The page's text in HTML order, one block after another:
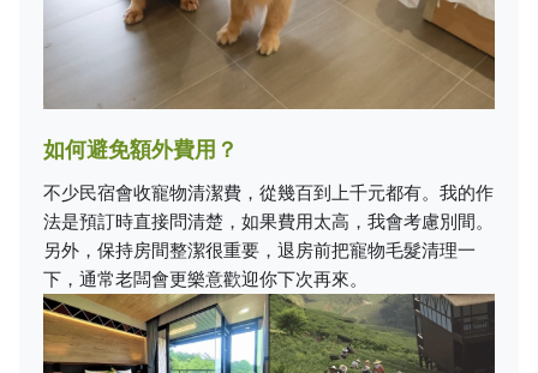
如何避免額外費用？
不少民宿會收寵物清潔費，從幾百到上千元都有。我的作
法是預訂時直接問清楚，如果費用太高，我會考慮別間。
另外，保持房間整潔很重要，退房前把寵物毛髮清理一
下，通常老闆會更樂意歡迎你下次再來。